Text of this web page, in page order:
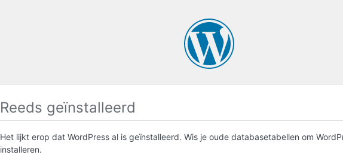
Reeds geïnstalleerd
Het lijkt erop dat WordPress al is geïnstalleerd. Wis je oude databasetabellen om
installeren.